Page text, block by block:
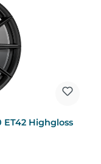
ET42 Highgloss